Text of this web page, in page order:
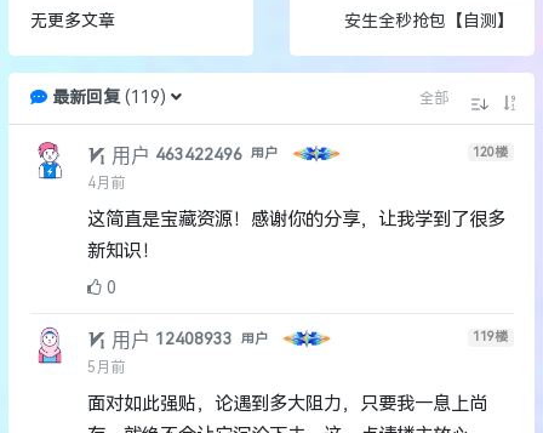
无更多文章
安生全秒抢包【自测】
最新回复( 119) 全部
用户 463422496 用户
4月前
120楼
这简直是宝藏资源！感谢你的分享，让我学到了很多
新知识！
0
用户 12408933 用户
5月前
119楼
面对如此强贴，论遇到多大阻力，只要我一息上尚